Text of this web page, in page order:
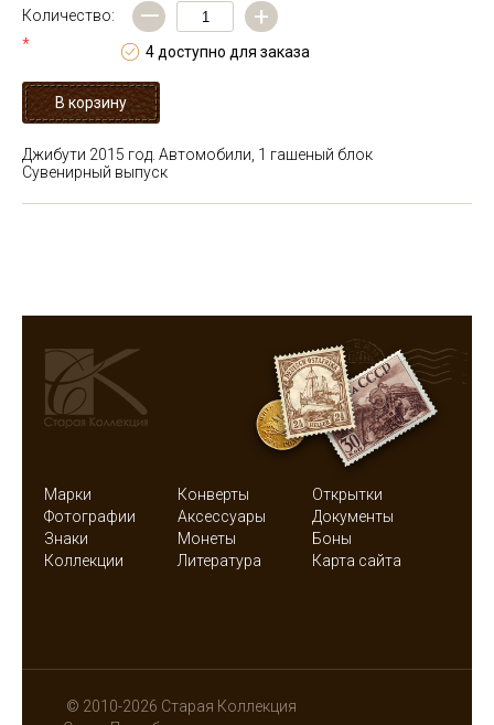
Количество:
*
— +
4 доступно для заказа
Джибути 2015 год. Автомобили, 1 гашеный блок
Сувенирный выпуск
Марки Конверты
Открытки
Фотографии
Аксессуары
Документы
Знаки
Монеты
Боны
Коллекции
Литература Карта сайта
© 2010-2026 Старая Коллекция